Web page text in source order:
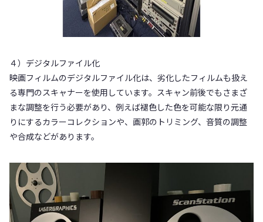
４）デジタルファイル化
映画フィルムのデジタルファイル化は、劣化したフィルムも扱え
る専門のスキャナーを使用しています。スキャン前後でもさまざ
まな調整を行う必要があり、例えば褪色した色を可能な限り元通
りにするカラーコレクションや、画郭のトリミング、音質の調整
や合成などがあります。